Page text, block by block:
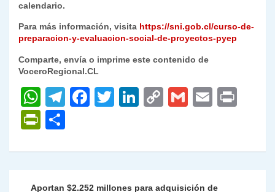
calendario.
Para más información, visita https://sni.gob.cl/curso-de-
preparacion-y-evaluacion-social-de-proyectos-pyep
Comparte, envía o imprime este contenido de
VoceroRegional.CL
W
h
at
s
T
gr
F
e
T
er
Li
e
C
y
G
l
E
l
P
nt m
p
Aportan $2.252 millones para adquisición de